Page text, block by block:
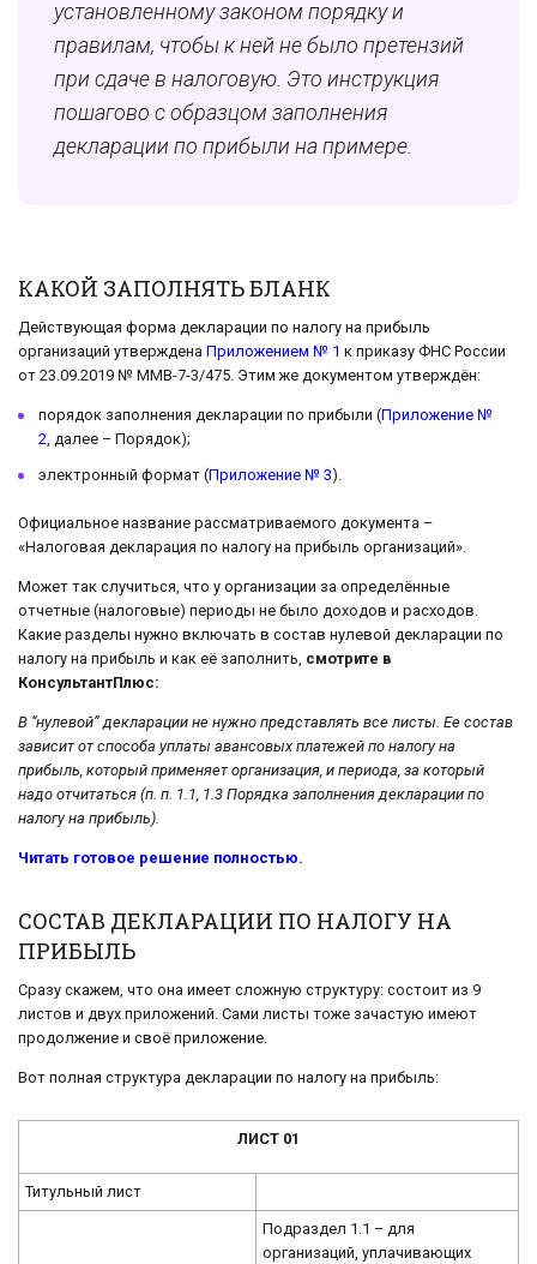
установленному законом порядку и
правилам, чтобы к ней не было претензий
при сдаче в налоговую. Это инструкция
пошагово с образцом заполнения
декларации по прибыли на примере.
КАКОЙ ЗАПОЛНЯТЬ БЛАНК
Действующая форма декларации по налогу на прибыль
организаций утверждена Приложением № 1 к приказу ФНС России
от 23.09.2019 № ММВ-7-3/475. Этим же документом утверждён:
порядок заполнения декларации по прибыли (Приложение №
2, далее – Порядок);
электронный формат (Приложение № 3).
Официальное название рассматриваемого документа –
«Налоговая декларация по налогу на прибыль организаций».
Может так случиться, что у организации за определённые
отчетные (налоговые) периоды не было доходов и расходов.
Какие разделы нужно включать в состав нулевой декларации по
налогу на прибыль и как её заполнить, смотрите в
КонсультантПлюс:
В “нулевой” декларации не нужно представлять все листы. Ее состав
зависит от способа уплаты авансовых платежей по налогу на
прибыль, который применяет организация, и периода, за который
надо отчитаться (п. п. 1.1, 1.3 Порядка заполнения декларации по
налогу на прибыль).
Читать готовое решение полностью.
СОСТАВ ДЕКЛАРАЦИИ ПО НАЛОГУ НА
ПРИБЫЛЬ
Сразу скажем, что она имеет сложную структуру: состоит из 9
листов и двух приложений. Сами листы тоже зачастую имеют
продолжение и своё приложение.
Вот полная структура декларации по налогу на прибыль:
ЛИСТ 01
Титульный лист
Подраздел 1.1 – для
организаций, уплачивающих